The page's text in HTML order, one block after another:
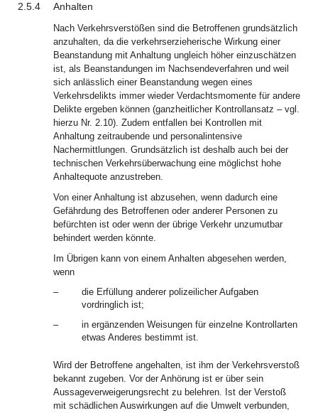
2.5.4 Anhalten
Nach Verkehrsverstößen sind die Betroffenen grundsätzlich
anzuhalten, da die verkehrserzieherische Wirkung einer
Beanstandung mit Anhaltung ungleich höher einzuschätzen
ist, als Beanstandungen im Nachsendeverfahren und weil
sich anlässlich einer Beanstandung wegen eines
Verkehrsdelikts immer wieder Verdachtsmomente für andere
Delikte ergeben können (ganzheitlicher Kontrollansatz – vgl.
hierzu Nr. 2.10). Zudem entfallen bei Kontrollen mit
Anhaltung zeitraubende und personalintensive
Nachermittlungen. Grundsätzlich ist deshalb auch bei der
technischen Verkehrsüberwachung eine möglichst hohe
Anhaltequote anzustreben.
Von einer Anhaltung ist abzusehen, wenn dadurch eine
Gefährdung des Betroffenen oder anderer Personen zu
befürchten ist oder wenn der übrige Verkehr unzumutbar
behindert werden könnte.
Im Übrigen kann von einem Anhalten abgesehen werden,
wenn
–
die Erfüllung anderer polizeilicher Aufgaben
vordringlich ist;
–
in ergänzenden Weisungen für einzelne Kontrollarten
etwas Anderes bestimmt ist.
Wird der Betroffene angehalten, ist ihm der Verkehrsverstoß
bekannt zugeben. Vor der Anhörung ist er über sein
Aussageverweigerungsrecht zu belehren. Ist der Verstoß
mit schädlichen Auswirkungen auf die Umwelt verbunden,